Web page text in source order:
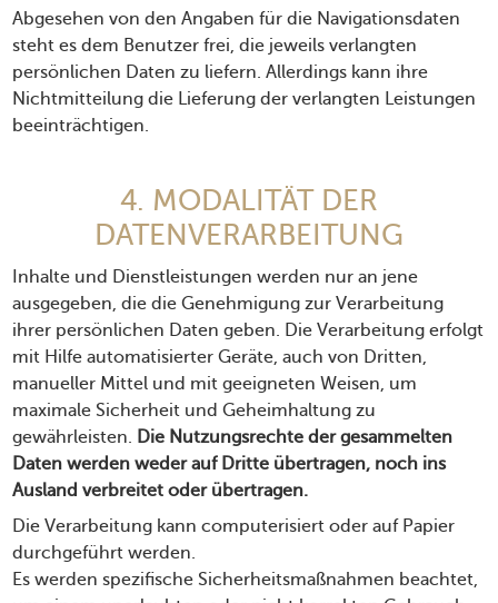
Abgesehen von den Angaben für die Navigationsdaten
steht es dem Benutzer frei, die jeweils verlangten
persönlichen Daten zu liefern. Allerdings kann ihre
Nichtmitteilung die Lieferung der verlangten Leistungen
beeinträchtigen.
4. MODALITÄT DER
DATENVERARBEITUNG
Inhalte und Dienstleistungen werden nur an jene
ausgegeben, die die Genehmigung zur Verarbeitung
ihrer persönlichen Daten geben. Die Verarbeitung erfolgt
mit Hilfe automatisierter Geräte, auch von Dritten,
manueller Mittel und mit geeigneten Weisen, um
maximale Sicherheit und Geheimhaltung zu
gewährleisten. Die Nutzungsrechte der gesammelten
Daten werden weder auf Dritte übertragen, noch ins
Ausland verbreitet oder übertragen.
Die Verarbeitung kann computerisiert oder auf Papier
durchgeführt werden.
Es werden spezifische Sicherheitsmaßnahmen beachtet,